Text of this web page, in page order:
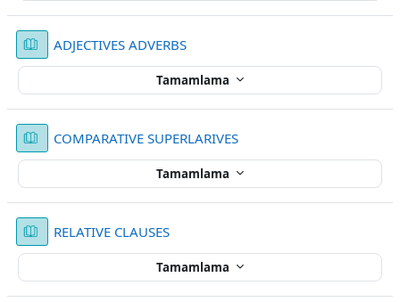
ADJECTIVES ADVERBSKitap
Tamamlama
COMPARATIVE SUPERLARIVESKitap
Tamamlama
RELATIVE CLAUSESKitap
Tamamlama